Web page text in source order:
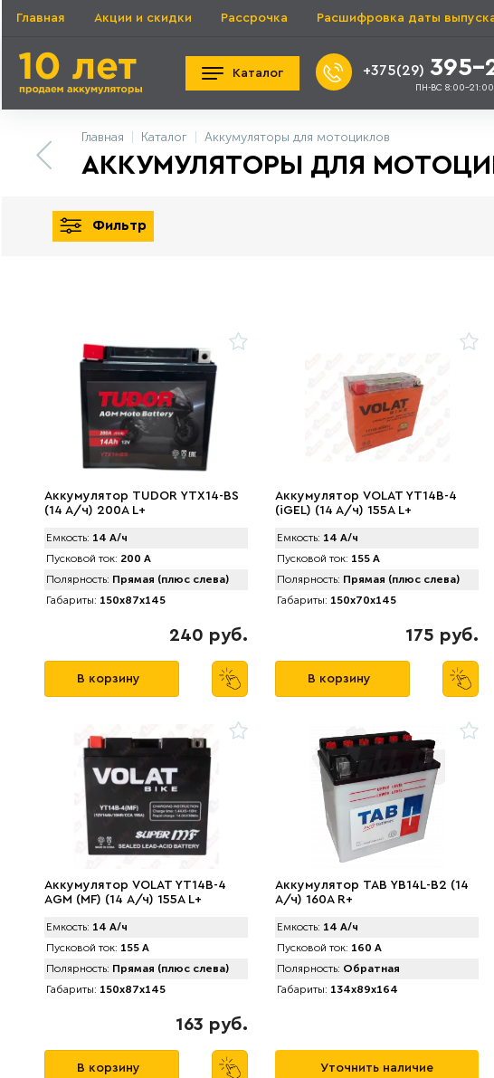
Главная Акции и скидки Рассрочка Расшифровка даты
Каталог +375(29) 395-
ПН-ВС 8:00-21:00
Главная Каталог Аккумуляторы для мотоциклов
АККУМУЛЯТОРЫ ДЛЯ
Фильтр
Аккумулятор TUDOR YTX14-BS
(14 A/ч) 200A L+
Емкость: 14 А/ч
Пусковой ток: 200 А
Полярность: Прямая (плюс слева)
Габариты: 150x87x145
240 руб.
В корзину
Аккумулятор VOLAT YT14B-4
(iGEL) (14 A/ч) 155A L+
Емкость: 14 А/ч
Пусковой ток: 155 А
Полярность: Прямая (плюс слева)
Габариты: 150x70x145
175 руб.
В корзину
Аккумулятор VOLAT YT14B-4
AGM (MF) (14 А/ч) 155A L+
Емкость: 14 А/ч
Пусковой ток: 155 А
Полярность: Прямая (плюс слева)
Габариты: 150x87x145
163 руб.
В корзину
Аккумулятор TAB YB14L-B2 (14
А/ч) 160A R+
Емкость: 14 А/ч
Пусковой ток: 160 А
Полярность: Обратная
Габариты: 134x89x164
Уточнить наличие